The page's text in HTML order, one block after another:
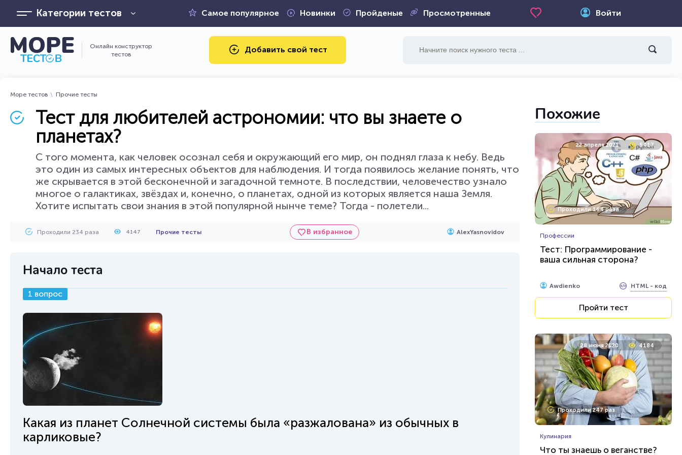
Категории тестов Самое популярное Новинки Пройденые Просмотренные Войти
Онлайн конструктор
тестов
Добавить свой тест
Море тестов Прочие тесты
Тест для любителей астрономии: что вы знаете о
планетах?
С того момента, как человек осознал себя и окружающий его мир, он поднял глаза к небу. Ведь
это один из самых интересных объектов для наблюдения. И тогда появилось желание понять, что
же скрывается в этой бесконечной и загадочной темноте. В последствии, человечество узнало
многое о галактиках, звёздах и, конечно, о планетах, одной из которых является наша Земля.
Хотите испытать свои знания в этой популярной нынче теме? Тогда - полетели...
Проходили 234 раза 4147 Прочие тесты В избранное AlexYasnovidov
Начало теста
1 вопрос
Какая из планет Солнечной системы была «разжалована» из обычных в
карликовые?
Похожие
22 апреля 2021 5417
Проходили 164 раза
Профессии
Тест: Программирование -
ваша сильная сторона?
Awdienko HTML - код
Пройти тест
28 июня 2020 4184
Проходили 247 раз
Кулинария
Что ты знаешь о веганстве?